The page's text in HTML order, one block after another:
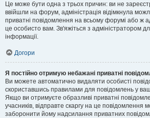
Це може бути одна з трьох причин: ви не
ввійшли на форум, адміністрація відімкнула
приватні повідомлення на всьому форумі або ж
це особисто вам. Зв'яжіться з адміністратором
інформації.
Догори
Я постійно отримую небажані приватні
Ви можете автоматично видаляти особисті
скориставшись правилами для повідомлень у
Якщо ви отримуєте образливі приватні
учасників, відправте скаргу на це
заборонити йому надсилання приватних